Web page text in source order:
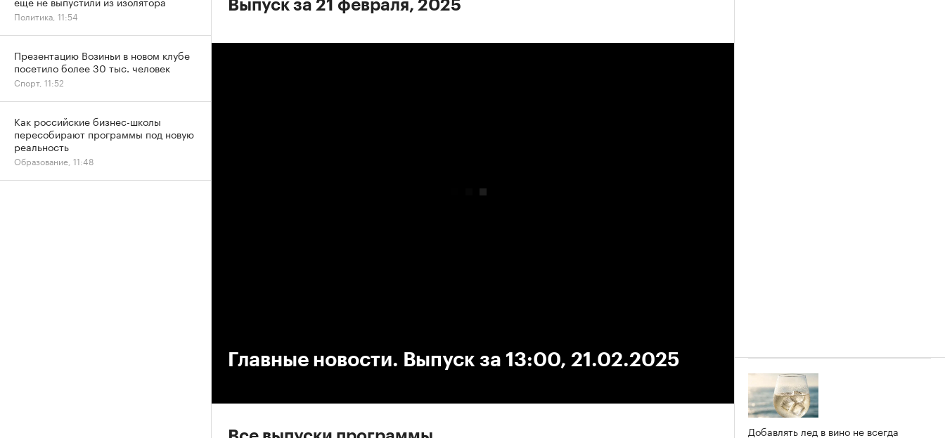
Выпуск за 21 февраля, 2025
Главные новости. Выпуск за 13:00, 21.02.2025
Добавлять лед в вино не всегда
Политика, 11:54
Презентацию Возиньи в новом клубе
посетило более 30 тыс. человек
Спорт, 11:52
Как российские бизнес-школы
пересобирают программы под новую
реальность
Образование, 11:48